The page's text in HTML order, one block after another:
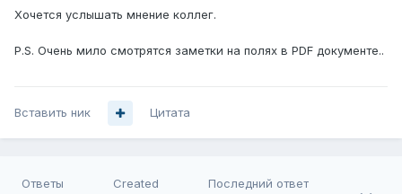
Хочется услышать мнение коллег.
P.S. Очень мило смотрятся заметки на полях в PDF документе..
Вставить ник Цитата
Ответы Created Последний ответ